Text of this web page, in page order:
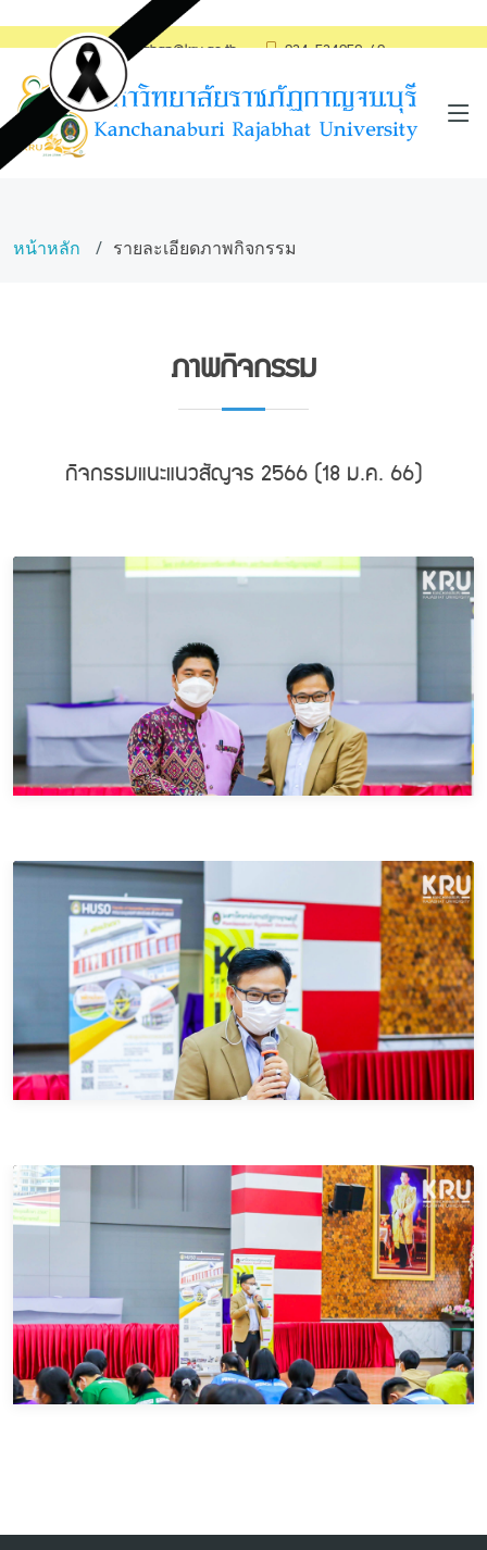
saraban@kru.ac.th 034-534059-60
หน้าหลัก รายละเอียดภาพกิจกรรม
ภาพกิจกรรม
กิจกรรมแนะแนวสัญจร 2566 (18 ม.ค. 66)